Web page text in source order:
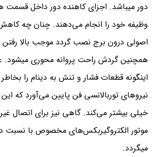
دور میباشد. اجزای کاهنده دور داخل قسمت
وظیفه خود را انجام می‌دهند. چنان چه کاهش
اصولی درون برج نصب گردد موجب بالا
همچنین گردش راحت پروانه محوری میشود.
اینگونه قطعات فشار و تنش به دینام را
نیروهای توربالانسی فن پایین می‌آورد که
خیلی بیشتر می‌کند. گاهی نیز برای اتصال
موتور الکتروگیربکس‌های مخصوص با نسبت
میگردد.